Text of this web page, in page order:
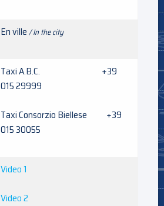
En ville/ In the city
Taxi A.B.C. +39
015 29999
Taxi Consorzio Biellese +39
015 30055
Video 1
Video 2